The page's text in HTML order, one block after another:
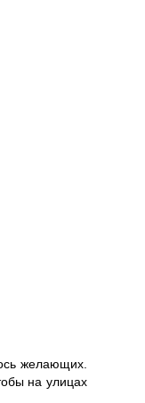
желающих.
на улицах